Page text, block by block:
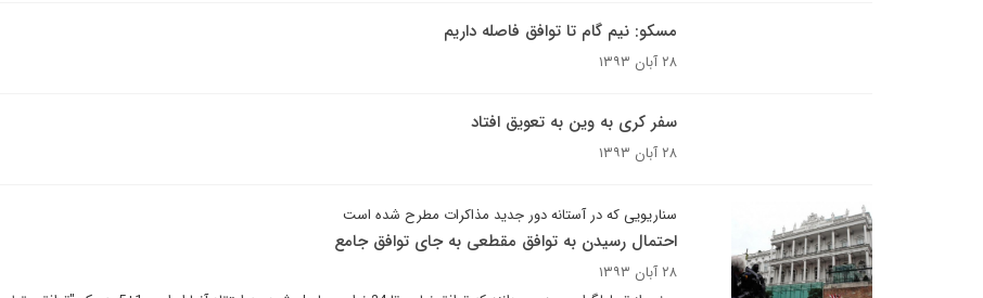
مسکو: نیم گام تا توافق فاصله داریم
۲۸ آبان ۱۳۹۳
سفر کری به وین به تعویق افتاد
۲۸ آبان ۱۳۹۳
سناریویی که در آستانه دور جدید مذاکرات مطرح شده است
احتمال رسیدن به توافق مقطعی به جای توافق جامع
۲۸ آبان ۱۳۹۳